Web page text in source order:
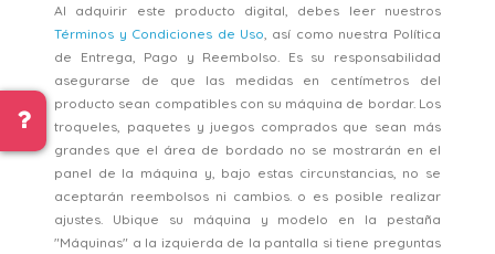
Al adquirir este producto digital, debes leer nuestros
Términos y Condiciones de Uso, así como nuestra Política
de Entrega, Pago y Reembolso. Es su responsabilidad
asegurarse de que las medidas en centímetros del
producto sean compatibles con su máquina de bordar. Los
troqueles, paquetes y juegos comprados que sean más
grandes que el área de bordado no se mostrarán en el
panel de la máquina y, bajo estas circunstancias, no se
aceptarán reembolsos ni cambios. o es posible realizar
ajustes. Ubique su máquina y modelo en la pestaña
"Máquinas" a la izquierda de la pantalla si tiene preguntas